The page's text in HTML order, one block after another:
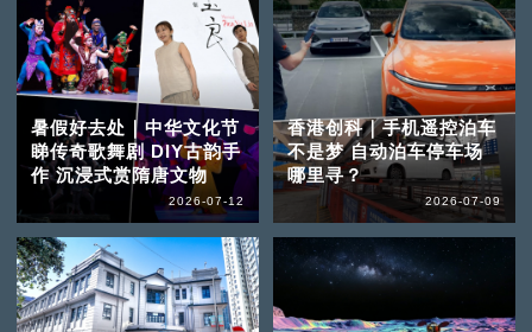
暑假好去处｜中华文化节
睇传奇歌舞剧 DIY古韵手
作 沉浸式赏隋唐文物
2026-07-12
香港创科｜手机遥控泊车
不是梦 自动泊车停车场
哪里寻？
2026-07-09